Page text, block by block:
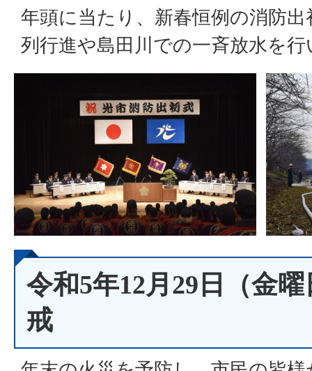
年頭に当たり、新春恒例の消防
列行進や島田川での一斉放水を
令和5年12月29日（金
戒